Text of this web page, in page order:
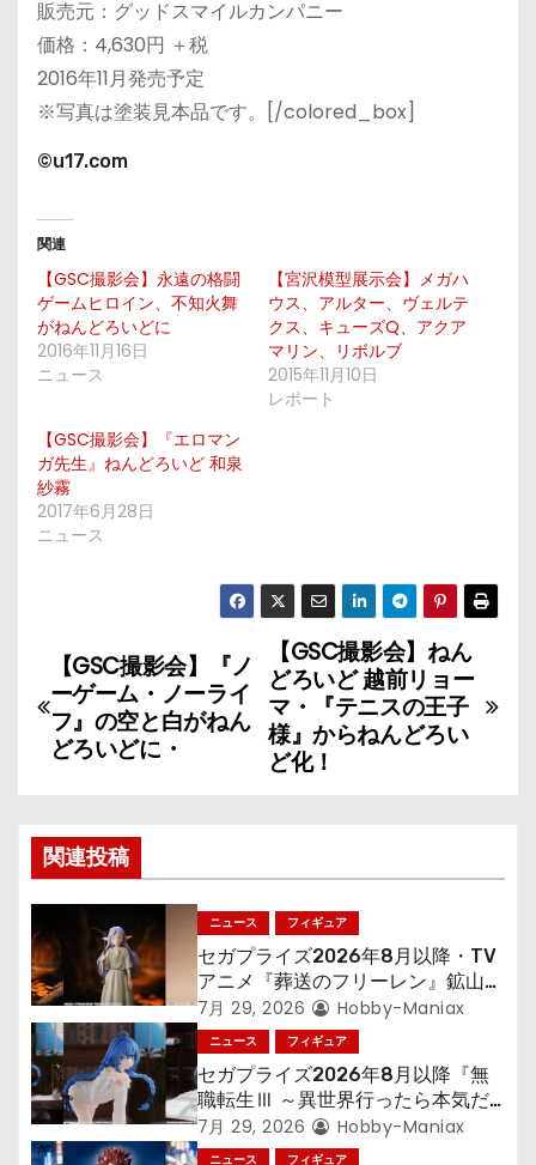
販売元：グッドスマイルカンパニー
価格：4,630円 ＋税
2016年11月発売予定
※写真は塗装見本品です。[/colored_box]
©u17.com
関連
【GSC撮影会】永遠の格闘
ゲームヒロイン、不知火舞
がねんどろいどに
2016年11月16日
ニュース
【宮沢模型展示会】メガハ
ウス、アルター、ヴェルテ
クス、キューズQ、アクア
マリン、リボルブ
2015年11月10日
レポート
【GSC撮影会】『エロマン
ガ先生』ねんどろいど 和泉
紗霧
2017年6月28日
ニュース
投
稿
ナ
ゲ
ー
シ
ョ
ン
【GSC撮影会】ねん
どろいど 越前リョー
マ・『テニスの王子
様』からねんどろい
ど化！
【GSC撮影会】『ノ
ーゲーム・ノーライ
フ』の空と白がねん
どろいどに・
関連投稿
ニュース フィギュア
セガプライズ2026年8月以降・TV
アニメ『葬送のフリーレン』鉱山で
300年働くことになっっちゃった
「フリーレン」を立体化！
7月 29, 2026 Hobby-Maniax
ニュース フィギュア
セガプライズ2026年8月以降『無
職転生Ⅲ ～異世界行ったら本気だ
す～』から「ロキシー」のフィギュ
アが登場！
7月 29, 2026 Hobby-Maniax
ニュース フィギュア